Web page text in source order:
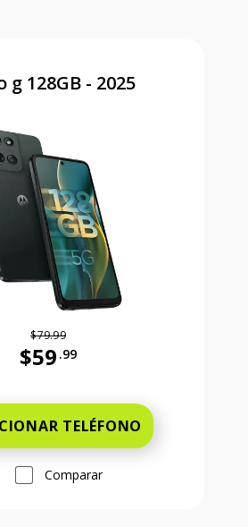
g 128GB - 2025
$79.99
$59 .99
TELÉFONO
Comparar